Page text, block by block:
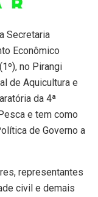
Secretaria
Econômico
no Pirangi
de Aquicultura e
da 4ª
e tem como
de Governo a
representantes
civil e demais